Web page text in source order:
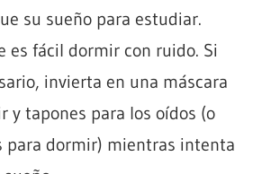
su sueño para estudiar.
es fácil dormir con ruido. Si
invierta en una máscara
y tapones para los oídos (o
para dormir) mientras intenta